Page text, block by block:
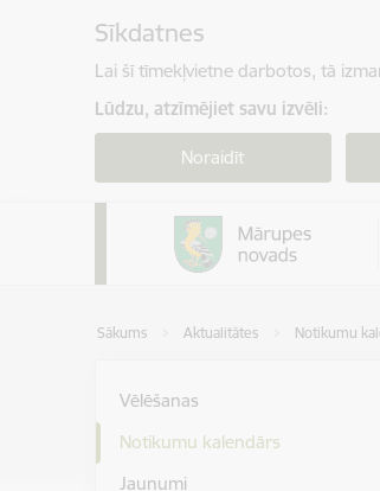
Sīkdatnes
Lai šī tīmekļvietne darbotos, tā
Lūdzu, atzīmējiet savu izvēli:
Noraidīt
Sākums Aktualitātes Notikumu
Vēlēšanas
Notikumu kalendārs
Jaunumi